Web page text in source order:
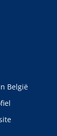
België